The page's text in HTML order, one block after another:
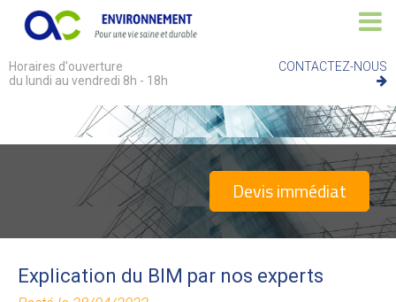
Horaires d'ouverture
du lundi au vendredi 8h - 18h
CONTACTEZ-NOUS
Devis immédiat
Explication du BIM par nos experts